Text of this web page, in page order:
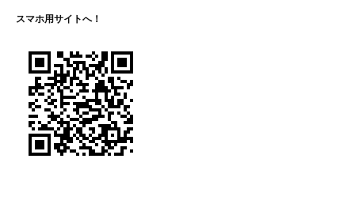
ー
ョ
ン
スマホ用サイトへ！